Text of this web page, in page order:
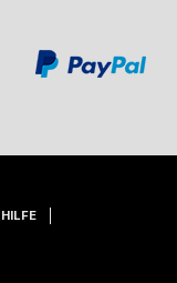
HILFE